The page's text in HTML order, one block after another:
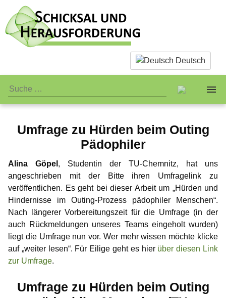
Deutsch
Über uns
Das Team
Standards
Spenden
Mitwirkende
Sachliches
Was ist eigentlich Pädophilie?
Warum wir Sex mit Kindern ablehnen
Begriffsdefinitionen
Selbsttest Sexualität
Persönliches
Gabriel
NewMan
Öffentliches
Infos für Medienvertreter
Veranstaltungen
Hilfreiches
Gedanken einer Anwältin
Forum
Umfrage zu Hürden beim Outing
Pädophiler
Alina Göpel , Studentin der TU-Chemnitz, hat uns
angeschrieben mit der Bitte ihren Umfragelink zu
veröffentlichen. Es geht bei dieser Arbeit um „Hürden und
Hindernisse im Outing-Prozess pädophiler Menschen“.
Nach längerer Vorbereitungszeit für die Umfrage (in der
auch Rückmeldungen unseres Teams eingeholt wurden)
liegt die Umfrage nun vor. Wer mehr wissen möchte klicke
auf „weiter lesen“. Für Eilige geht es hier über diesen Link
zur Umfrage.
Umfrage zu Hürden beim Outing